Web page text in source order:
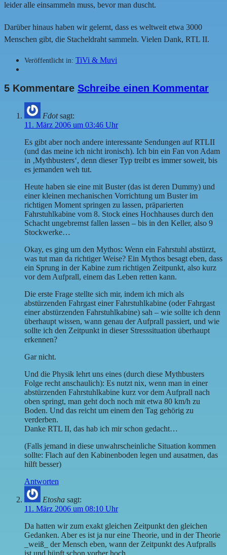
leider alle einsammeln muss, bevor man duscht.
Darüber hinaus haben wir gelernt, dass es weltweit etwa 3000
Menschen gibt, die Stacheldraht sammeln. Vielen Dank, RTL II.
Veröffentlicht in: TiVi & Muvi
5 Kommentare Schreibe einen Kommentar
Fdot sagt:
11. März 2006 um 03:46 Uhr
Es gibt aber noch andere interessante Sendungen auf RTLII
(und das meine ich nicht ironisch). Ich bin ein Fan von Adam
in ‚Mythbusters‘, denn dieser Typ treibt es immer soweit, bis
es jemanden weh tut.
Heute haben sie eine mit Buster (das ist deren Dummy) und
einer kleinen mechanischen Vorrichtung um Buster im
richtigen Moment springen zu lassen, präparierten
Fahrstuhlkabine vom 8. Stock eines Hochhauses durch den
Schacht ungebremst fallen lassen – bis in den Keller, also 9
Stockwerke…
Okay, es ging um den Mythos: Wenn ein Fahrstuhl abstürzt,
was tut man da richtiger Weise? Ein Mythos besagt eben, dass
ein Sprung in der Kabine zum richtigen Zeitpunkt, also kurz
vor dem Aufprall, einem das Leben retten kann.
Die erste Frage stellte sich mir, indem ich mich als
abstürzenden Fahrgast einer Fahrstuhlkabine (oder Fahrgast
einer abstürzenden Fahrstuhlkabine) sah – wie sollte ich denn
überhaupt wissen, wann genau der Aufprall passiert, und wie
sollte ich den Zeitpunkt in dieser Stresssituation überhaupt
erkennen?
Gar nicht.
Und die Physik lehrt uns eines (durch diese Mythbusters
Folge recht anschaulich): Es nutzt nix, wenn man in einer
abstürzenden Fahrstuhlkabine kurz vor dem Aufprall nach
oben springt, man geht doch noch mit etwa 80 km/h zu
Boden. Und das reicht um einem den Tag gehörig zu
verderben.
Danke RTL II, das hab ich mir schon gedacht…
(Falls jemand in diese unwahrscheinliche Situation kommen
sollte: Flach auf den Kabinenboden legen und ausatmen, das
hilft besser)
Antworten
Etosha sagt:
11. März 2006 um 08:10 Uhr
Da hatten wir zum exakt gleichen Zeitpunkt den gleichen
Gedanken. Aber es ist ja nur eine Theorie, und in der Theorie
_weiß_ der Mensch eben, wann der Zeitpunkt des Aufpralls
ist und hüpft schon vorher hoch.